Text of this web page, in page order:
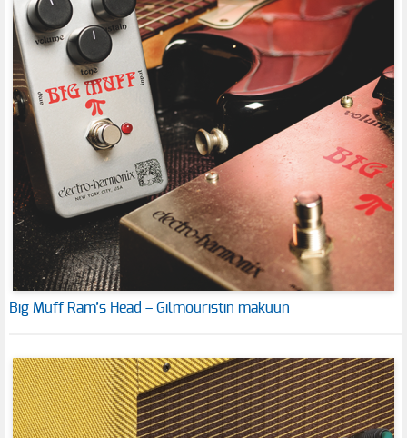
Big Muff Ram’s Head – Gilmouristin makuun